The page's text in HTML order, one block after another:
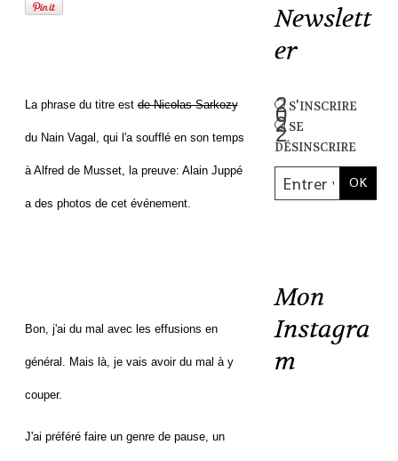
La phrase du titre estde Nicolas Sarkozy
du Nain Vagal, qui l'a soufflé en son temps
à Alfred de Musset, la preuve: Alain Juppé
a des photos de cet événement.
Bon, j'ai du mal avec les effusions en
général. Mais là, je vais avoir du mal à y
couper.
J'ai préféré faire un genre de pause, un
Newslett
er
s'inscrire
se
désinscrire
Mon
Instagra
m